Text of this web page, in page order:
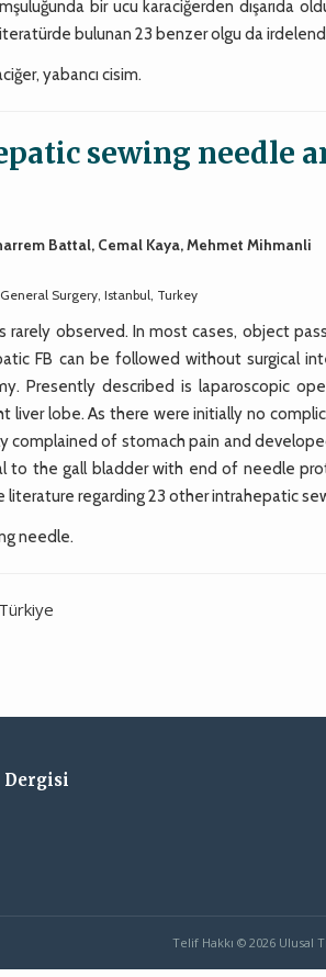
bir ucu karaciğerden dışarıda
literatürde bulunan 23 benzer olgu da
yabancı cisim.
sewing needle
Battal, Cemal Kaya, Mehmet Mihmanli
Surgery, Istanbul, Turkey
rarely observed. In most cases, object
FB can be followed without surgical
Presently described is laparoscopic
liver lobe. As there were initially no
of stomach pain and
to the gall bladder with end of needle
literature regarding 23 other intrahepatic
needle.
Dergisi
Telif Hakkı © 2026 Ulusal